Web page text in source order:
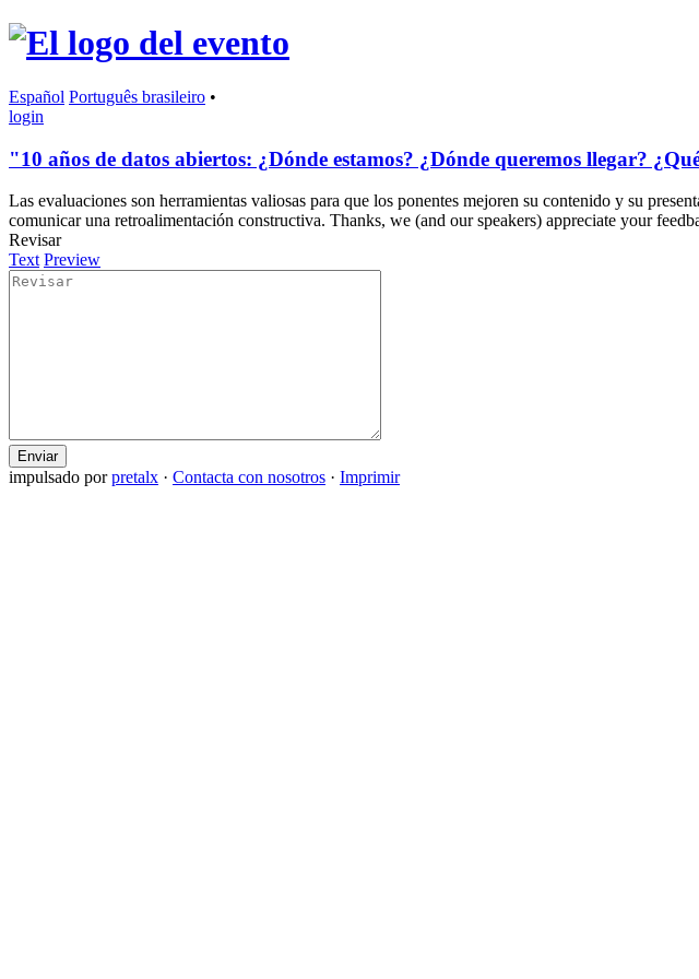
Español Português brasileiro •
login
"10 años de datos abiertos: ¿Dónde estamos? ¿Dónde queremos llegar?
Las evaluaciones son herramientas valiosas para que los ponentes mejoren su contenido y su
comunicar una retroalimentación constructiva. Thanks, we (and our speakers) appreciate your
Revisar
Text Preview
Enviar
impulsado porpretalx · Contacta con nosotros · Imprimir